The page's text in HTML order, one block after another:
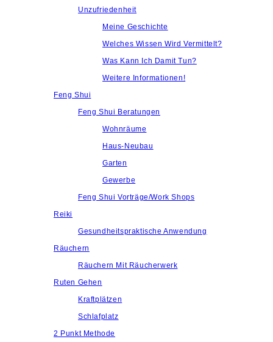
Unzufriedenheit
Meine Geschichte
Welches Wissen Wird Vermittelt?
Was Kann Ich Damit Tun?
Weitere Informationen!
Feng Shui
Feng Shui Beratungen
Wohnräume
Haus-Neubau
Garten
Gewerbe
Feng Shui Vorträge/Work Shops
Reiki
Gesundheitspraktische Anwendung
Räuchern
Räuchern Mit Räucherwerk
Ruten Gehen
Kraftplätzen
Schlafplatz
2 Punkt Methode